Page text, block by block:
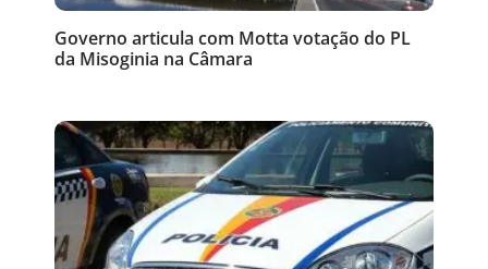
Governo articula com Motta votação do PL
da Misoginia na Câmara